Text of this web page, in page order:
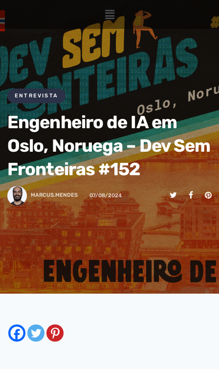
ENTREVISTA
Engenheiro de IA em
Oslo, Noruega – Dev Sem
Fronteiras #152
MARCUS.MENDES 07/08/2024